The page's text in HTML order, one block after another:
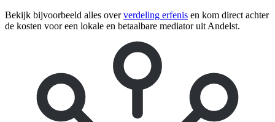
Bekijk bijvoorbeeld alles oververdeling erfenis en kom direct achter
de kosten voor een lokale en betaalbare mediator uit Andelst.